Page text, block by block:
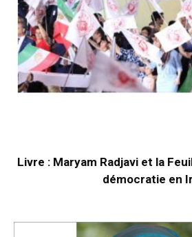
Livre : Maryam Radjavi et la
démocratie en